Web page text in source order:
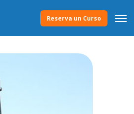
Reserva un Curso